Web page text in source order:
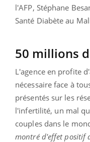
l'AFP, Stéphane
Santé Diabète au
50 millions
L'agence en profite
nécessaire face à
présentés sur les
l'infertilité, un mal
couples dans le
montré d'effet positif